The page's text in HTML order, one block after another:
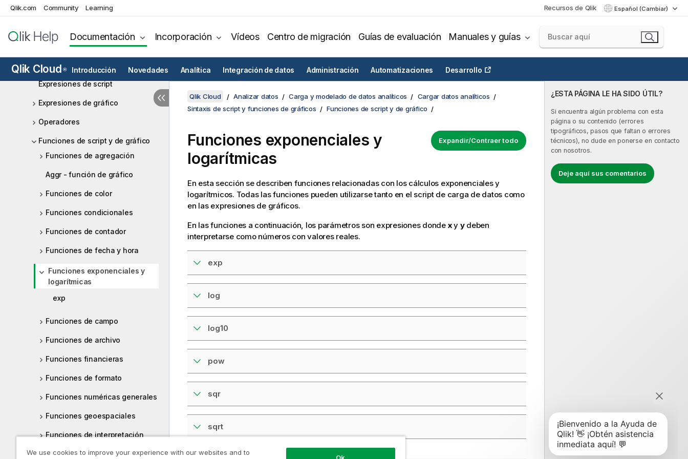
Qlik.com Community Learning Recursos de Qlik Español (Cambiar)
Documentación Incorporación Vídeos Centro de migración Guías de evaluación Manuales y guías
Qlik Cloud ® Introducción Novedades Analítica Integración de datos Administración Automatizaciones Desarrollo
de script
clave
de carga de datos
Expresiones de script
Expresiones de gráfico
Operadores
Funciones de script y de gráfico
Funciones de agregación
Aggr - función de gráfico
Funciones de color
Funciones condicionales
Funciones de contador
Funciones de fecha y hora
Funciones exponenciales y
logarítmicas
exp
Funciones de campo
Funciones de archivo
Funciones financieras
Funciones de formato
Funciones numéricas generales
Funciones geoespaciales
Funciones de interpretación
Funciones inter registro
¿ESTA PÁGINA LE HA SIDO ÚTIL?
Si encuentra algún problema con esta
página o su contenido (errores
tipográficos, pasos que faltan o errores
técnicos), no dude en ponerse en contacto
con nosotros.
Deje aquí sus comentarios
Qlik Cloud Analizar datos Carga y modelado de datos analíticos
Cargar datos analíticos
Sintaxis de script y funciones de gráficos
Funciones de script y de gráfico
Expandir/Contraer todo
Funciones exponenciales y
logarítmicas
En esta sección se describen funciones relacionadas con los cálculos exponenciales y
logarítmicos. Todas las funciones pueden utilizarse tanto en el script de carga de datos como
en las expresiones de gráficos.
En las funciones a continuación, los parámetros son expresiones donde xy ydeben
interpretarse como números con valores reales.
exp
log
log10
pow
sqr
sqrt
We use cookies to improve your experience with our websites and to